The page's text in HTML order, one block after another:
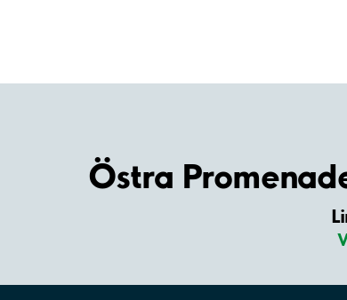
Östra